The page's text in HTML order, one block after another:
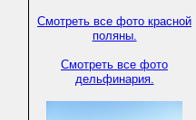
Смотреть все фото красной
поляны.
Смотреть все фото
дельфинария.